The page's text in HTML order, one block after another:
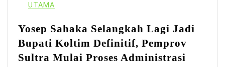
UTAMA
Yosep Sahaka Selangkah Lagi Jadi
Bupati Koltim Definitif, Pemprov
Sultra Mulai Proses Administrasi